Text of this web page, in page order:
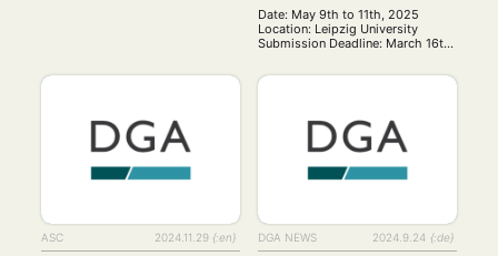
junior and senior scholars to
including research on …
Date: May 9th to 11th, 2025
Location: Leipzig University
Submission Deadline: March 16th,
Asian Studies (DGA) invites
Asia. This conference aims to
bring together early-career
researchers to explore visions,
narratives, and strategies of/ for
ASC 2024.11.29 {:en} DGA NEWS 2024.9.24 {:de}